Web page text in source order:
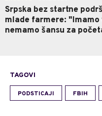
Srpska bez startne
mlade farmere: "Imamo
nemamo šansu za
TAGOVI
PODSTICAJI FBIH